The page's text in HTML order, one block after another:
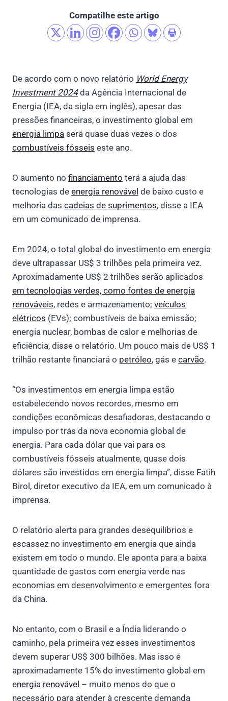
Compatilhe este artigo
De acordo com o novo relatório World Energy
Investment 2024da Agência Internacional de
Energia (IEA, da sigla em inglês), apesar das
pressões financeiras, o investimento global em
energia limpa será quase duas vezes o dos
combustíveis fósseis este ano.
O aumento no financiamento terá a ajuda das
tecnologias de energia renovável de baixo custo e
melhoria das cadeias de suprimentos, disse a IEA
em um comunicado de imprensa.
Em 2024, o total global do investimento em energia
deve ultrapassar US$ 3 trilhões pela primeira vez.
Aproximadamente US$ 2 trilhões serão aplicados
em tecnologias verdes, como fontes de energia
renováveis, redes e armazenamento; veículos
elétricos (EVs); combustíveis de baixa emissão;
energia nuclear, bombas de calor e melhorias de
eficiência, disse o relatório. Um pouco mais de US$ 1
trilhão restante financiará o petróleo, gás e carvão.
“Os investimentos em energia limpa estão
estabelecendo novos recordes, mesmo em
condições econômicas desafiadoras, destacando o
impulso por trás da nova economia global de
energia. Para cada dólar que vai para os
combustíveis fósseis atualmente, quase dois
dólares são investidos em energia limpa”, disse Fatih
Birol, diretor executivo da IEA, em um comunicado à
imprensa.
O relatório alerta para grandes desequilíbrios e
escassez no investimento em energia que ainda
existem em todo o mundo. Ele aponta para a baixa
quantidade de gastos com energia verde nas
economias em desenvolvimento e emergentes fora
da China.
No entanto, com o Brasil e a Índia liderando o
caminho, pela primeira vez esses investimentos
devem superar US$ 300 bilhões. Mas isso é
aproximadamente 15% do investimento global em
energia renovável – muito menos do que o
necessário para atender à crescente demanda